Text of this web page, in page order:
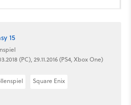
15
(PC), 29.11.2016 (PS4, Xbox One)
Square Enix